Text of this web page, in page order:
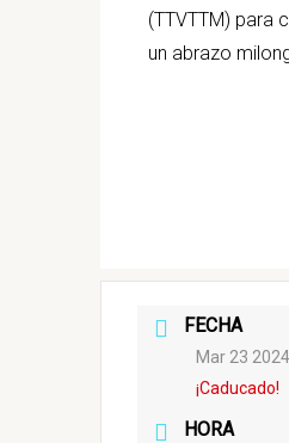
(TTVTTM) para
un abrazo
FECHA
Mar 23 2024
¡Caducado!
HORA